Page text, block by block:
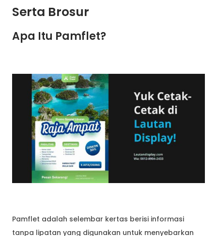
Serta Brosur
Apa Itu Pamflet?
Pamflet adalah selembar kertas berisi informasi
tanpa lipatan yang digunakan untuk menyebarkan